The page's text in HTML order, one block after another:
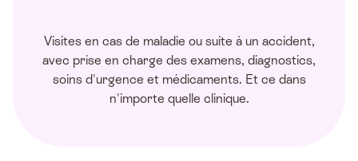
Visites en cas de maladie ou suite à un accident,
avec prise en charge des examens, diagnostics,
soins d'urgence et médicaments. Et ce dans
n'importe quelle clinique.